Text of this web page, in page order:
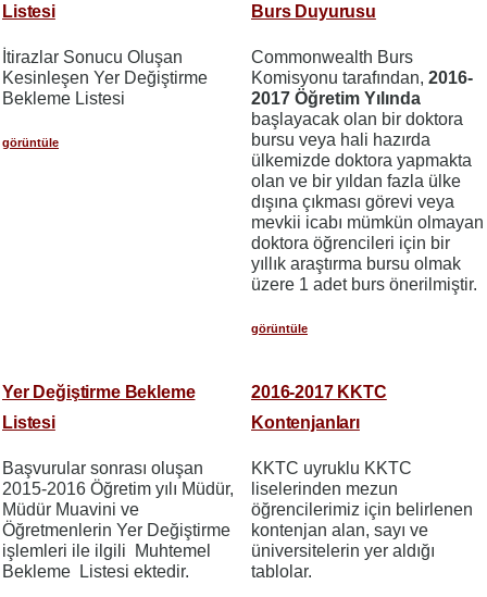
Listesi
İtirazlar Sonucu Oluşan
Kesinleşen Yer Değiştirme
Bekleme Listesi
görüntüle
Burs Duyurusu
Commonwealth Burs
Komisyonu tarafından, 2016-
2017 Öğretim Yılında
başlayacak olan bir doktora
bursu veya hali hazırda
ülkemizde doktora yapmakta
olan ve bir yıldan fazla ülke
dışına çıkması görevi veya
mevkii icabı mümkün olmayan
doktora öğrencileri için bir
yıllık araştırma bursu olmak
üzere 1 adet burs önerilmiştir.
görüntüle
Yer Değiştirme Bekleme
Listesi
Başvurular sonrası oluşan
2015-2016 Öğretim yılı Müdür,
Müdür Muavini ve
Öğretmenlerin Yer Değiştirme
işlemleri ile ilgili Muhtemel
Bekleme Listesi ektedir.
2016-2017 KKTC
Kontenjanları
KKTC uyruklu KKTC
liselerinden mezun
öğrencilerimiz için belirlenen
kontenjan alan, sayı ve
üniversitelerin yer aldığı
tablolar.